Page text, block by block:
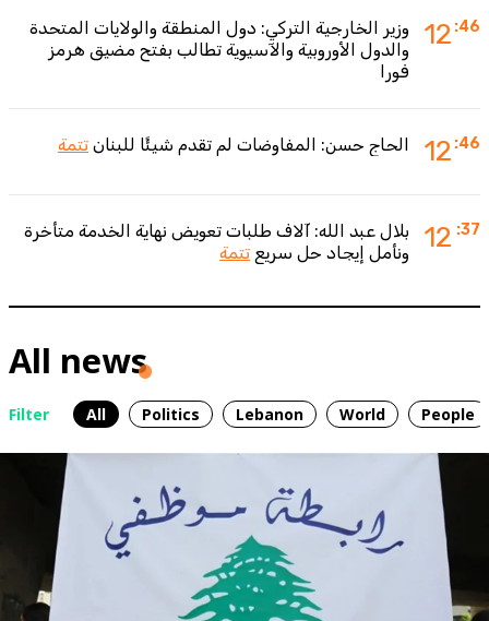
12 :46
وزير الخارجية التركي: دول المنطقة والولايات المتحدة
والدول الأوروبية والآسيوية تطالب بفتح مضيق هرمز
فورا
12 :46 الحاج حسن: المفاوضات لم تقدم شيئًا للبنان تتمة
12 :37
بلال عبد الله: آلاف طلبات تعويض نهاية الخدمة متأخرة
ونأمل إيجاد حل سريع تتمة
All news
Filter All Politics Lebanon World People